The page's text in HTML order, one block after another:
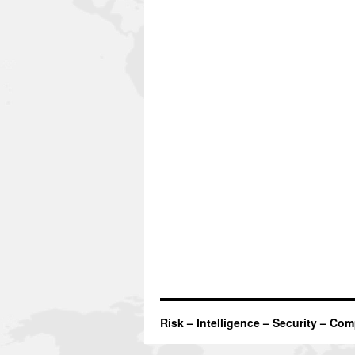
Risk – Intelligence – Security –